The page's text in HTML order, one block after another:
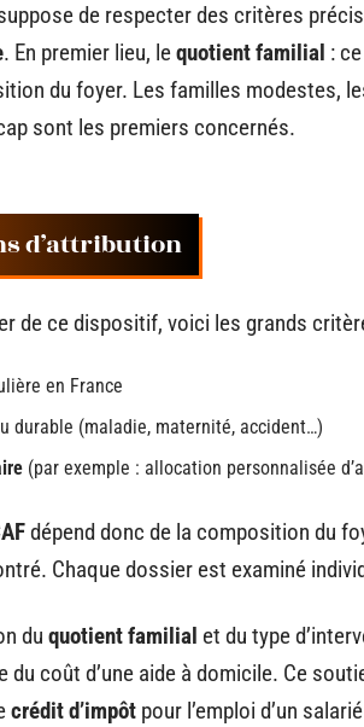
de respecter des critères
. En premier lieu, lequotient familial :
du foyer. Les familles modestes,
sont les premiers concernés.
d’attribution
de ce dispositif, voici les grands
en France
durable (maladie, maternité, accident…)
(par exemple : allocation personnalisée
dépend donc de la composition du
Chaque dossier est examiné
du quotient familial et du type
coût d’une aide à domicile. Ce
crédit d’impôt pour l’emploi d’un